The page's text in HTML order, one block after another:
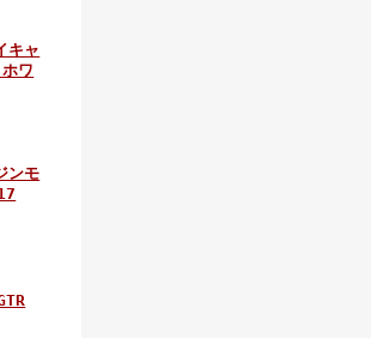
キャ
ワ
ンモ